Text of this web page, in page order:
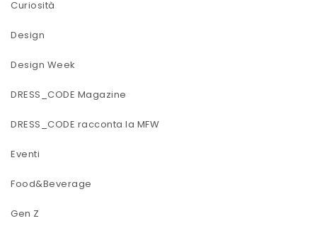
Curiosità
Design
Design Week
DRESS_CODE Magazine
DRESS_CODE racconta la MFW
Eventi
Food&Beverage
Gen Z